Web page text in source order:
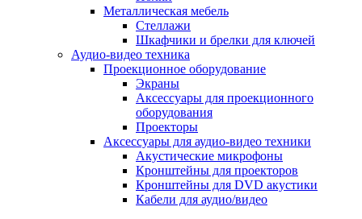
Металлическая мебель
Стеллажи
Шкафчики и брелки для ключей
Аудио-видео техника
Проекционное оборудование
Экраны
Аксессуары для проекционного
оборудования
Проекторы
Аксессуары для аудио-видео техники
Акустические микрофоны
Кронштейны для проекторов
Кронштейны для DVD акустики
Кабели для аудио/видео